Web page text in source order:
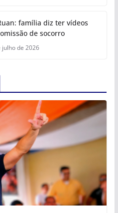
família diz ter vídeos
de socorro
julho de 2026